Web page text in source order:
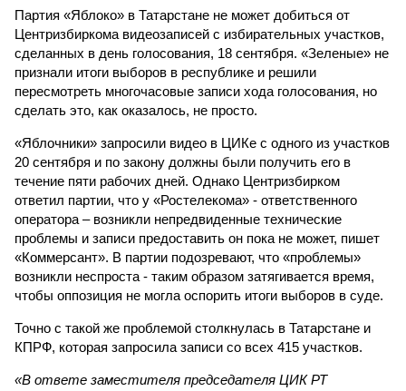
Партия «Яблоко» в Татарстане не может добиться от
Центризбиркома видеозаписей с избирательных участков,
сделанных в день голосования, 18 сентября. «Зеленые» не
признали итоги выборов в республике и решили
пересмотреть многочасовые записи хода голосования, но
сделать это, как оказалось, не просто.
«Яблочники» запросили видео в ЦИКе с одного из участков
20 сентября и по закону должны были получить его в
течение пяти рабочих дней. Однако Центризбирком
ответил партии, что у «Ростелекома» - ответственного
оператора – возникли непредвиденные технические
проблемы и записи предоставить он пока не может, пишет
«Коммерсант». В партии подозревают, что «проблемы»
возникли неспроста - таким образом затягивается время,
чтобы оппозиция не могла оспорить итоги выборов в суде.
Точно с такой же проблемой столкнулась в Татарстане и
КПРФ, которая запросила записи со всех 415 участков.
«В ответе заместителя председателя ЦИК РТ